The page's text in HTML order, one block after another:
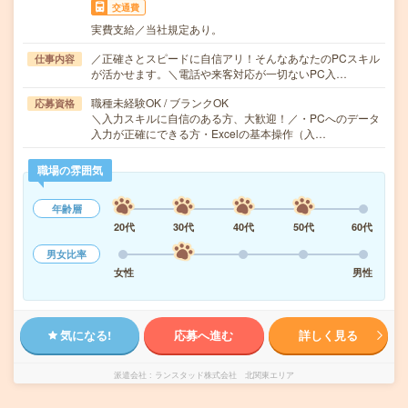
交通費
実費支給／当社規定あり。
仕事内容
／正確さとスピードに自信アリ！そんなあなたのPCスキル
が活かせます。＼電話や来客対応が一切ないPC入…
応募資格
職種未経験OK / ブランクOK
＼入力スキルに自信のある方、大歓迎！／・PCへのデータ
入力が正確にできる方・Excelの基本操作（入…
職場の雰囲気
年齢層
20代
30代 40代 50代
60代
男女比率
女性
男性
気になる! 応募へ進む 詳しく見る
派遣会社 ランスタッド株式会社 北関東エリア